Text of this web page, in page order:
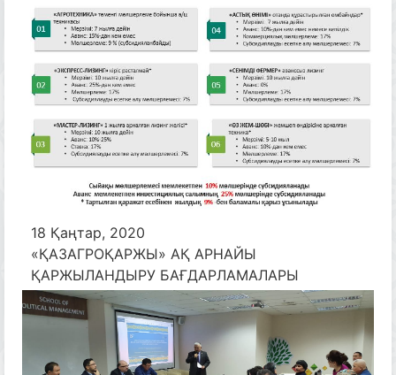
18 Қаңтар, 2020
«ҚАЗАГРОҚАРЖЫ» АҚ АРНАЙЫ
ҚАРЖЫЛАНДЫРУ БАҒДАРЛАМАЛАРЫ